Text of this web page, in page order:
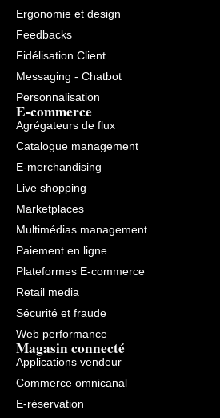
Ergonomie et design
Feedbacks
Fidélisation Client
Messaging - Chatbot
Personnalisation
E-commerce
Agrégateurs de flux
Catalogue management
E-merchandising
Live shopping
Marketplaces
Multimédias management
Paiement en ligne
Plateformes E-commerce
Retail media
Sécurité et fraude
Web performance
Magasin connecté
Applications vendeur
Commerce omnicanal
E-réservation